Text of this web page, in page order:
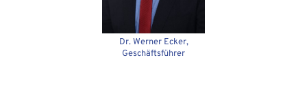
Dr. Werner Ecker,
Geschäftsführer